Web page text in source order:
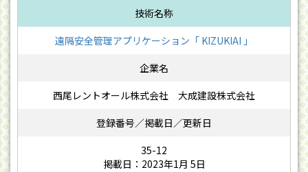
遠隔安全管理アプリケーション「 KIZUKIAI 」
西尾レントオール株式会社 大成建設株式会社
35-12
掲載日：2023年1月 5日